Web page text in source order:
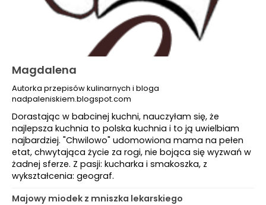
Magdalena
Autorka przepisów kulinarnych i bloga
nadpaleniskiem.blogspot.com
Dorastając w babcinej kuchni, nauczyłam się, że
najlepsza kuchnia to polska kuchnia i to ją uwielbiam
najbardziej. "Chwilowo" udomowiona mama na pełen
etat, chwytająca życie za rogi, nie bojąca się wyzwań w
żadnej sferze. Z pasji: kucharka i smakoszka, z
wykształcenia: geograf.
Majowy miodek z mniszka lekarskiego